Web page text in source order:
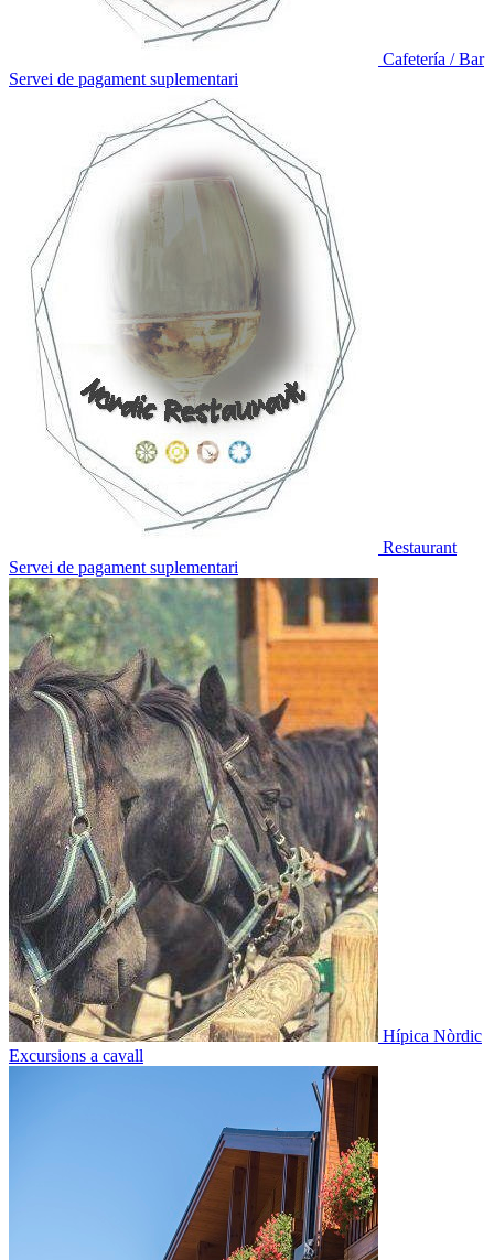
Cafetería / Bar
Servei de pagament suplementari
Restaurant
Servei de pagament suplementari
Hípica Nòrdic
Excursions a cavall